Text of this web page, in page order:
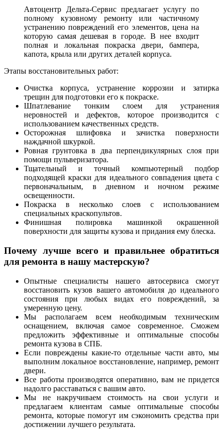
Автоцентр Дельта-Сервис предлагает услугу по
полному кузовному ремонту или частичному
устранению повреждений его элементов, цена на
которую самая дешевая в городе. В нее входит
полная и локальная покраска двери, бампера,
капота, крыла или других деталей корпуса.
Этапы восстановительных работ:
Очистка корпуса, устранение коррозии и затирка
трещин для подготовки его к покраске.
Шпатлевание тонким слоем для устранения
неровностей и дефектов, которое производится с
использованием качественных средств.
Осторожная шлифовка и зачистка поверхности
наждачной шкуркой.
Ровная грунтовка в два перпендикулярных слоя при
помощи пульверизатора.
Тщательный и точный компьютерный подбор
подходящей краски для идеального совпадения цвета с
первоначальным, в дневном и ночном режиме
освещенности.
Покраска в несколько слоев с использованием
специальных краскопультов.
Финишная полировка машинкой окрашенной
поверхности для защиты кузова и придания ему блеска.
Почему лучше всего и правильнее обратиться
для ремонта в нашу мастерскую?
Опытные специалисты нашего автосервиса смогут
восстановить кузов вашего автомобиля до идеального
состояния при любых видах его повреждений, за
умеренную цену.
Мы располагаем всем необходимым техническим
оснащением, включая самое современное. Сможем
предложить эффективные и оптимальные способы
ремонта кузова в СПБ.
Если повреждены какие-то отдельные части авто, мы
выполним локальное восстановление, например, ремонт
двери.
Все работы производятся оперативно, вам не придется
надолго расставаться с вашим авто.
Мы не накручиваем стоимость на свои услуги и
предлагаем клиентам самые оптимальные способы
ремонта, которые помогут им сэкономить средства при
достижении лучшего результата.